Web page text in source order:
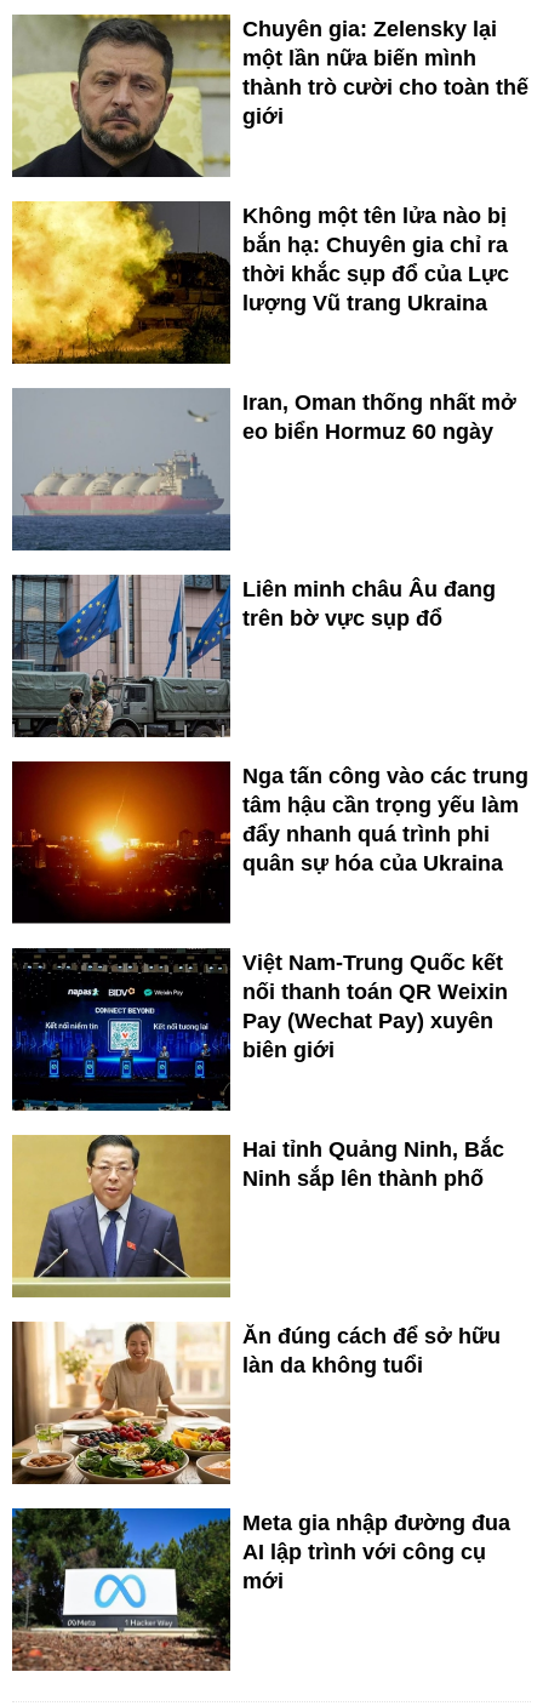
Chuyên gia: Zelensky lại
một lần nữa biến mình
thành trò cười cho toàn thế
giới
Không một tên lửa nào bị
bắn hạ: Chuyên gia chỉ ra
thời khắc sụp đổ của Lực
lượng Vũ trang Ukraina
Iran, Oman thống nhất mở
eo biển Hormuz 60 ngày
Liên minh châu Âu đang
trên bờ vực sụp đổ
Nga tấn công vào các trung
tâm hậu cần trọng yếu làm
đẩy nhanh quá trình phi
quân sự hóa của Ukraina
Việt Nam-Trung Quốc kết
nối thanh toán QR Weixin
Pay (Wechat Pay) xuyên
biên giới
Hai tỉnh Quảng Ninh, Bắc
Ninh sắp lên thành phố
Ăn đúng cách để sở hữu
làn da không tuổi
Meta gia nhập đường đua
AI lập trình với công cụ
mới